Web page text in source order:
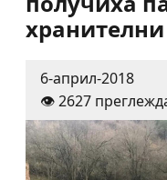
6-април-2018
👁️ 2627